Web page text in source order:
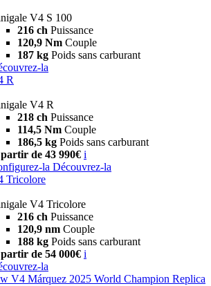
V4 S 100
216 ch Puissance
120,9 Nm Couple
187 kg Poids sans carburant
la
R
V4 R
218 ch Puissance
114,5 Nm Couple
186,5 kg Poids sans carburant
de 43 990€ i
la Découvrez-la
Tricolore
V4 Tricolore
216 ch Puissance
120,9 nm Couple
188 kg Poids sans carburant
de 54 000€ i
la
V4 Márquez 2025 World Champion Replica